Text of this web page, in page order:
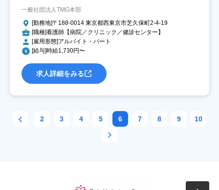
一般社団法人TMG本部
[勤務地]〒188-0014 東京都西東京市芝久保町2-4-19
[職種]看護師【病院／クリニック／健診センター】
[雇用形態]アルバイト・パート
[給与]時給1,730円〜
求人詳細をみる
2 3 4 5 6 7 8 9 10